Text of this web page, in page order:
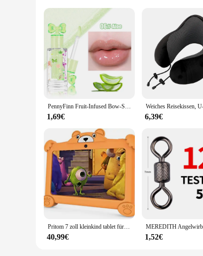
Shape or Size or Weight or Quantity: Available in a
Features:
**Unmatched Durability and Color**
Discover the unparalleled beauty of our
pool or dancing the night away, our lip lacquer's
choice for those who desire a bold look without the
**Versatile and Stylish**
Our lip lacquer is not just about durability; it's also
elegance to your look, making it a staple in your
Our wasserschwimmer Lippenlackfarbe is designed
waterproof feature ensures that your lip color
choice for retailers looking to expand their beauty
Embrace the confidence that comes with a lip color
PennyFinn Fruit-Infused Bow-Shaped Lip Oil – Schimmerndes, wasserglanzendes Finish, langanhaltende Feuchtigkeit
1,69€ 6,39€
Pritom 7 zoll kleinkind tablet für kinder android 11 2 gb ram 32 gb rom kinder software installiert kompatible gaming controller
40,99€ 1,52€